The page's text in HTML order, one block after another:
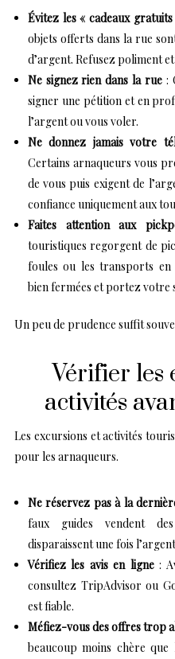
Évitez les « cadeaux
objets offerts dans la rue
d’argent. Refusez poliment
Ne signez rien dans la rue :
signer une pétition et en
l’argent ou vous voler.
Ne donnez jamais votre
Certains arnaqueurs vous
de vous puis exigent de
confiance uniquement aux
Faites attention aux
touristiques regorgent de
foules ou les transports en
bien fermées et portez votre
Un peu de prudence suffit
Vérifier les
activités
Les excursions et activités
pour les arnaqueurs.
Ne réservez pas à la
faux guides vendent
disparaissent une fois
Vérifiez les avis en ligne:
consultez TripAdvisor ou
est fiable.
Méfiez-vous des offres trop
beaucoup moins chère